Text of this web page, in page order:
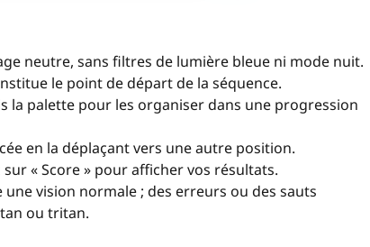
neutre, sans filtres de lumière bleue ni mode nuit.
le point de départ de la séquence.
la palette pour les organiser dans une progression
en la déplaçant vers une autre position.
« Score » pour afficher vos résultats.
vision normale ; des erreurs ou des sauts
ou tritan.